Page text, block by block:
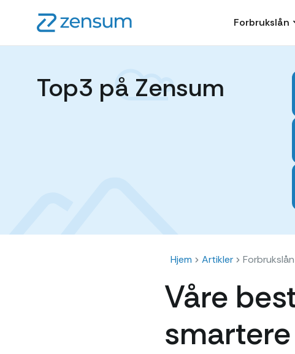
Forbrukslån
Top3 på Zensum
Hjem Artikler Forbrukslån
Våre